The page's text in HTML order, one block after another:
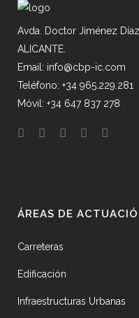
Avda. Doctor Jiménez
ALICANTE.
Email: info@cbp-ic.com
Teléfono: +34 965.229.281
Móvil: +34 647 837 278
ÁREAS DE
Carreteras
Edificación
Infraestructuras Urbanas